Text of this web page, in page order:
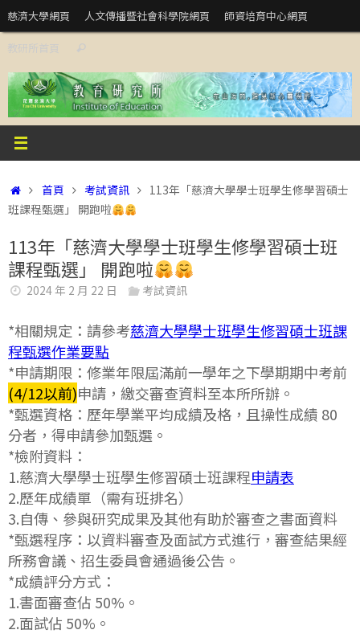
Skip
to
content
慈濟大學網頁 人文傳播暨社會科學院網頁 師資培育中心網頁
教研所首頁 Search
Home
首頁 考試資訊
113年「慈濟大學學士班學生修學習碩士
班課程甄選」 開跑啦
113年「慈濟大學學士班學生修學習碩士班
課程甄選」 開跑啦
2024 年 2 月 22 日 考試資訊
*相關規定：請參考慈濟大學學士班學生修習碩士班課
程甄選作業要點
*申請期限：修業年限屆滿前一學年之下學期期中考前
(4/12以前)申請，繳交審查資料至本所所辦。
*甄選資格：歷年學業平均成績及格，且操性成績 80
分者，得申請參加甄選。
*檢附資料：
1.慈濟大學學士班學生修習碩士班課程申請表
2.歷年成績單（需有班排名）
3.自傳、參與研究成果及其他有助於審查之書面資料
*甄選程序：以資料審查及面試方式進行，審查結果經
所務會議、招生委員會通過後公告。
*成績評分方式：
1.書面審查佔 50%。
2.面試佔 50%。